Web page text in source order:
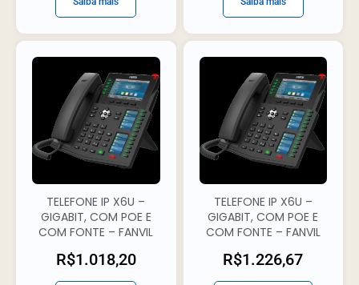
TELEFONE IP X6U –
GIGABIT, COM POE E
COM FONTE – FANVIL
R$1.018,20
TELEFONE IP X6U –
GIGABIT, COM POE E
COM FONTE – FANVIL
R$1.226,67